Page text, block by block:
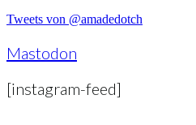
Tweets von @amadedotch
Mastodon
[instagram-feed]